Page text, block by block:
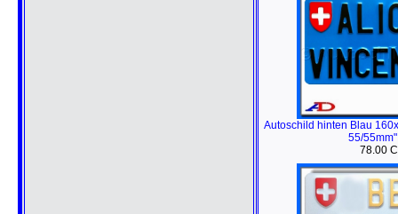
Autoschild hinten Blau
55/
78.00